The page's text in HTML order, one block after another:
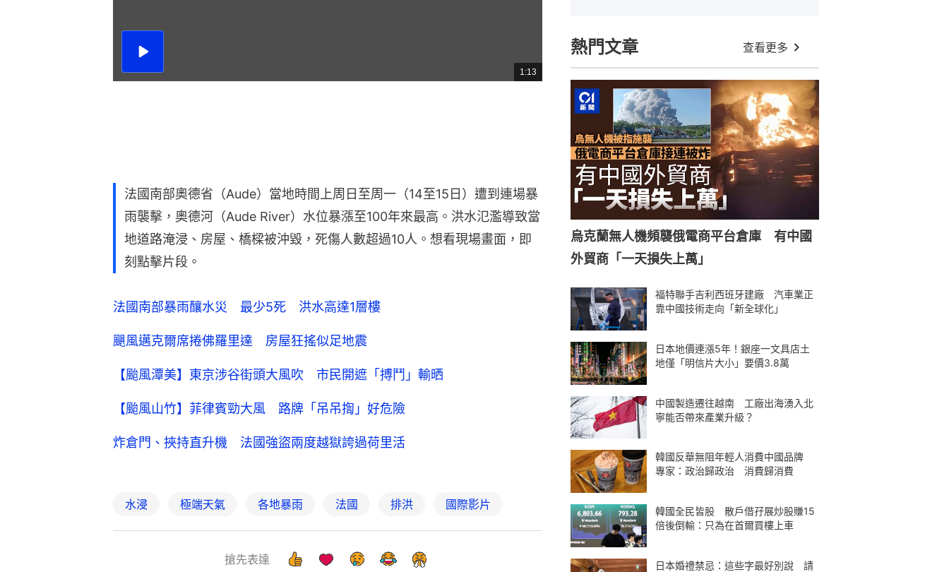
播
總
共
1:13
法國南部奧德省（Aude）當地時間上周日至周一（14至15日）遭到連場暴
雨襲擊，奧德河（Aude River）水位暴漲至100年來最高。洪水氾濫導致當
地道路淹浸、房屋、橋樑被沖毀，死傷人數超過10人。想看現場畫面，即
刻點擊片段。
法國南部暴雨釀水災 最少5死 洪水高達1層樓
颶風邁克爾席捲佛羅里達 房屋狂搖似足地震
【颱風潭美】東京涉谷街頭大風吹 市民開遮「搏鬥」輸晒
【颱風山竹】菲律賓勁大風 路牌「吊吊揈」好危險
炸倉門、挾持直升機 法國強盜兩度越獄誇過荷里活
水浸 極端天氣 各地暴雨 法國 排洪 國際影片
搶先表達
熱門文章 查看更多
烏克蘭無人機頻襲俄電商平台倉庫 有中國
外貿商「一天損失上萬」
福特聯手吉利西班牙建廠 汽車業正
靠中國技術走向「新全球化」
日本地價連漲5年！銀座一文具店土
地僅「明信片大小」要價3.8萬
中國製造遷往越南 工廠出海湧入北
寧能否帶來產業升級？
韓國反華無阻年輕人消費中國品牌
專家：政治歸政治 消費歸消費
韓國全民皆股 散戶借孖展炒股賺15
倍後倒輸：只為在首爾買樓上車
日本婚禮禁忌：這些字最好別說 請